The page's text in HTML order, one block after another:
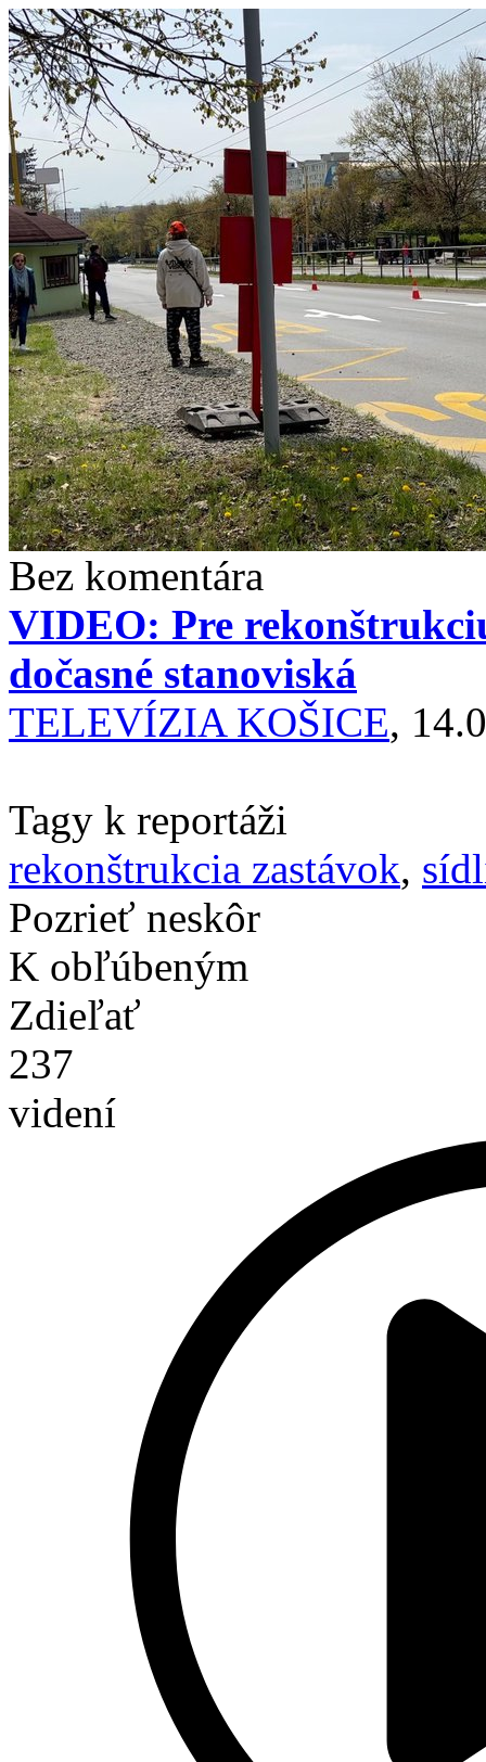
Bez komentára
VIDEO: Pre
dočasné stanoviská
TELEVÍZIA KOŠICE,
Tagy k reportáži
rekonštrukcia zastávok,
Pozrieť neskôr
K obľúbeným
Zdieľať
237
videní